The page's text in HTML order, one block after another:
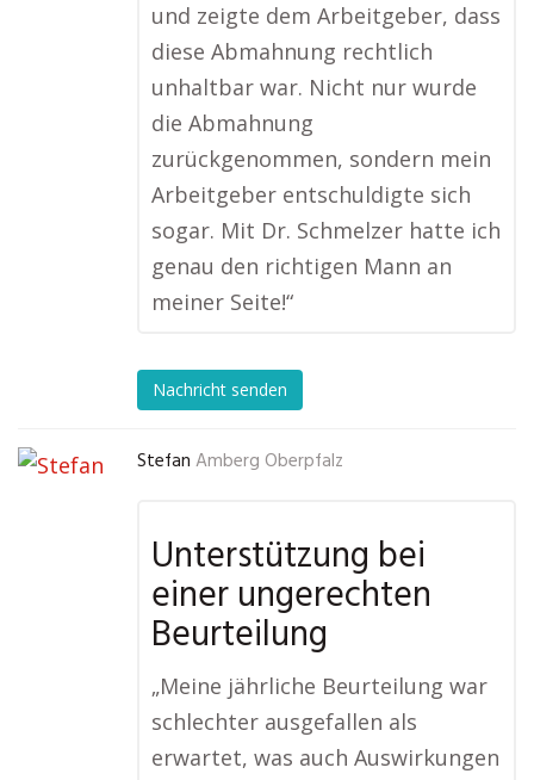
und zeigte dem Arbeitgeber, dass
diese Abmahnung rechtlich
unhaltbar war. Nicht nur wurde
die Abmahnung
zurückgenommen, sondern mein
Arbeitgeber entschuldigte sich
sogar. Mit Dr. Schmelzer hatte ich
genau den richtigen Mann an
meiner Seite!“
Nachricht senden
Stefan Amberg Oberpfalz
Unterstützung bei
einer ungerechten
Beurteilung
„Meine jährliche Beurteilung war
schlechter ausgefallen als
erwartet, was auch Auswirkungen